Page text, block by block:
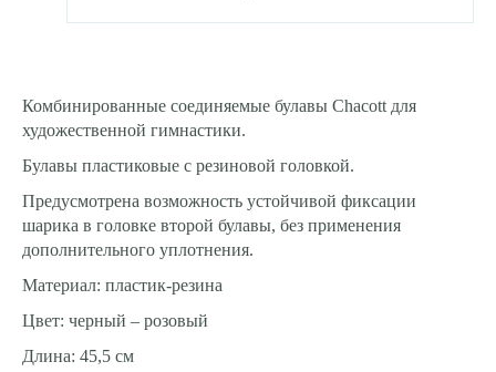
Комбинированные соединяемые булавы Chacott для
художественной гимнастики.
Булавы пластиковые с резиновой головкой.
Предусмотрена возможность устойчивой фиксации
шарика в головке второй булавы, без применения
дополнительного уплотнения.
Материал: пластик-резина
Цвет: черный – розовый
Длина: 45,5 cм